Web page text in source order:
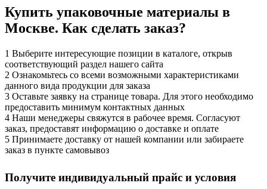
Купить упаковочные материалы в
Москве. Как сделать заказ?
1 Выберите интересующие позиции в каталоге, открыв
соответствующий раздел нашего сайта
2 Ознакомьтесь со всеми возможными характеристиками
данного вида продукции для заказа
3 Оставьте заявку на странице товара. Для этого необходимо
предоставить минимум контактных данных
4 Наши менеджеры свяжутся в рабочее время. Согласуют
заказ, предоставят информацию о доставке и оплате
5 Принимаете доставку от нашей компании или забираете
заказ в пункте самовывоз
Получите индивидуальный прайс и условия